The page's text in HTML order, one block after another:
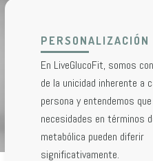
PERSONALIZACIÓN
En LiveGlucoFit, somos
de la unicidad inherente a
persona y entendemos
necesidades en términos
metabólica pueden diferir
significativamente.